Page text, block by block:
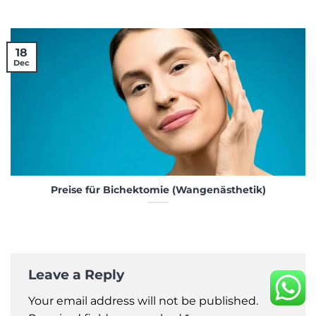
Preise für Bichektomie (Wangenästhetik)
18
Dec
Leave a Reply
Your email address will not be published.